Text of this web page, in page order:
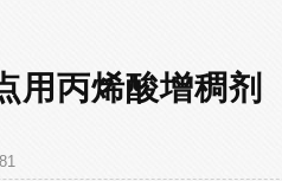
用丙烯酸增稠剂